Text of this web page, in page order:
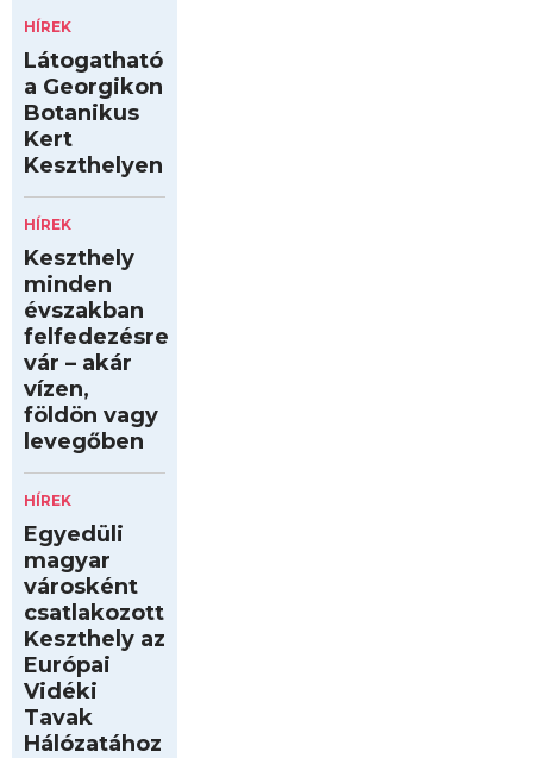
HÍREK
Látogatható
a Georgikon
Botanikus
Kert
Keszthelyen
HÍREK
Keszthely
minden
évszakban
felfedezésre
vár – akár
vízen,
földön vagy
levegőben
HÍREK
Egyedüli
magyar
városként
csatlakozott
Keszthely az
Európai
Vidéki
Tavak
Hálózatához